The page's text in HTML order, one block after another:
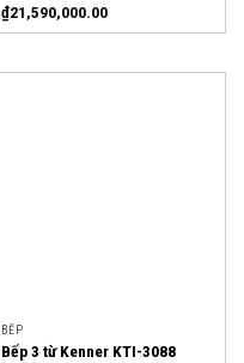
₫21,590,000.00
BẾP
Bếp 3 từ Kenner KTI-3088